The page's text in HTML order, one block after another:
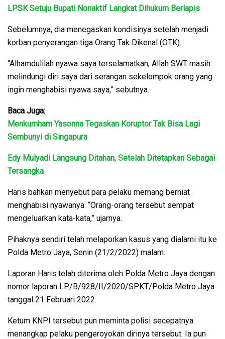
LPSK Setuju Bupati Nonaktif Langkat Dihukum Berlapis
Sebelumnya, dia menegaskan kondisinya setelah menjadi
korban penyerangan tiga Orang Tak Dikenal (OTK).
“Alhamdulilah nyawa saya terselamatkan, Allah SWT masih
melindungi diri saya dari serangan sekelompok orang yang
ingin menghabisi nyawa saya,” sebutnya.
Baca Juga:
Menkumham Yasonna Tegaskan Koruptor Tak Bisa Lagi
Sembunyi di Singapura
Edy Mulyadi Langsung Ditahan, Setelah Ditetapkan Sebagai
Tersangka
Haris bahkan menyebut para pelaku memang berniat
menghabisi nyawanya. “Orang-orang tersebut sempat
mengeluarkan kata-kata,” ujarnya.
Pihaknya sendiri telah melaporkan kasus yang dialami itu ke
Polda Metro Jaya, Senin (21/2/2022) malam.
Laporan Haris telah diterima oleh Polda Metro Jaya dengan
nomor laporan LP/B/928/II/2020/SPKT/Polda Metro Jaya
tanggal 21 Februari 2022.
Ketum KNPI tersebut pun meminta polisi secepatnya
menangkap pelaku pengeroyokan dirinya tersebut. Ia pun